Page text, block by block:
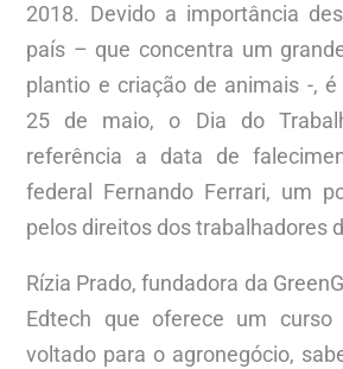
2018. Devido a importância
país – que concentra um
plantio e criação de animais -,
25 de maio, o Dia do
referência a data de
federal Fernando Ferrari, um
pelos direitos dos trabalhadores
Rízia Prado, fundadora da
Edtech que oferece um curso
voltado para o agronegócio,